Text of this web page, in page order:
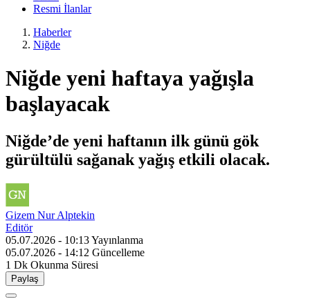
Resmi İlanlar
Haberler
Niğde
Niğde yeni haftaya yağışla
başlayacak
Niğde’de yeni haftanın ilk günü gök
gürültülü sağanak yağış etkili olacak.
Gizem Nur Alptekin
Editör
05.07.2026 - 10:13Yayınlanma
05.07.2026 - 14:12 Güncelleme
1 Dk Okunma Süresi
Paylaş